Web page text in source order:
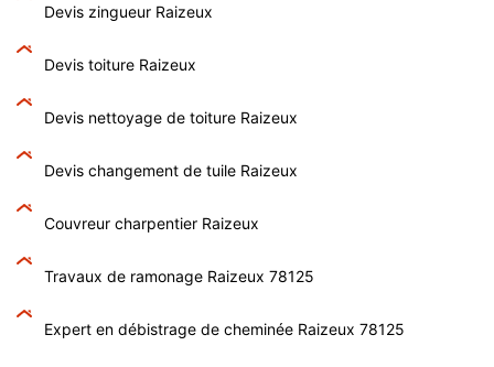
Devis zingueur Raizeux
Devis toiture Raizeux
Devis nettoyage de toiture Raizeux
Devis changement de tuile Raizeux
Couvreur charpentier Raizeux
Travaux de ramonage Raizeux 78125
Expert en débistrage de cheminée Raizeux 78125